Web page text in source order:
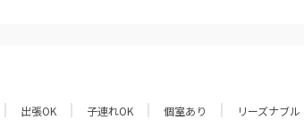
出張OK 子連れOK 個室あり リーズナブル